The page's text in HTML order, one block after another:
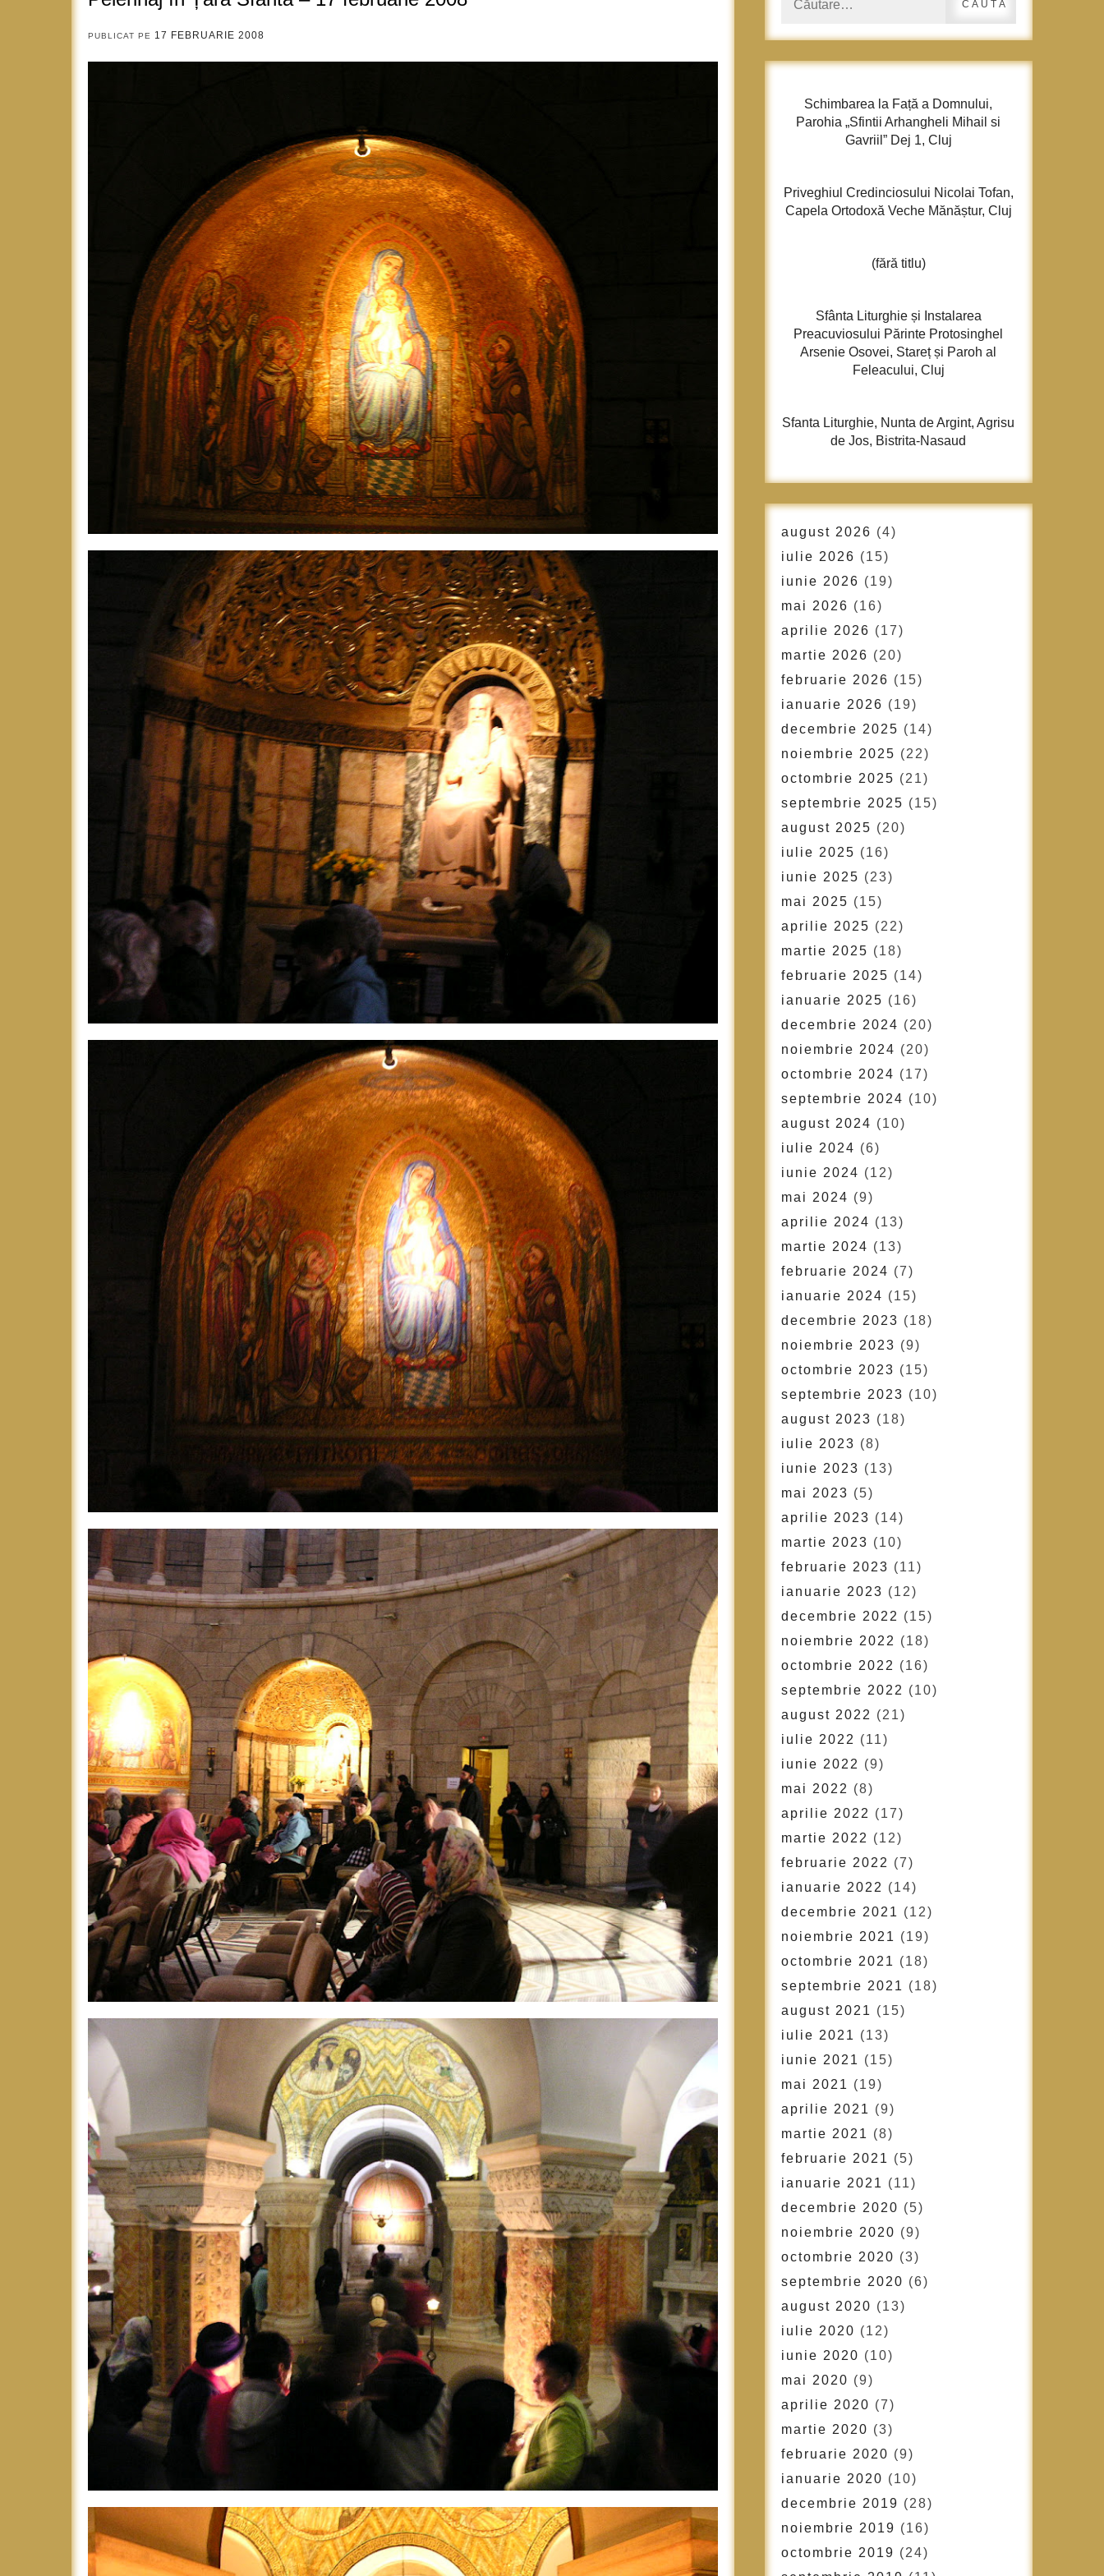
PUBLICAT PE 17 FEBRUARIE 2008
după:
Schimbarea la Față a Domnului,
Parohia „Sfintii Arhangheli Mihail si
Gavriil” Dej 1, Cluj
Priveghiul Credinciosului Nicolai Tofan,
Capela Ortodoxă Veche Mănăștur, Cluj
(fără titlu)
Sfânta Liturghie și Instalarea
Preacuviosului Părinte Protosinghel
Arsenie Osovei, Stareț și Paroh al
Feleacului, Cluj
Sfanta Liturghie, Nunta de Argint, Agrisu
de Jos, Bistrita-Nasaud
august 2026 (4)
iulie 2026 (15)
iunie 2026 (19)
mai 2026 (16)
aprilie 2026 (17)
martie 2026 (20)
februarie 2026 (15)
ianuarie 2026 (19)
decembrie 2025 (14)
noiembrie 2025 (22)
octombrie 2025 (21)
septembrie 2025 (15)
august 2025 (20)
iulie 2025 (16)
iunie 2025 (23)
mai 2025 (15)
aprilie 2025 (22)
martie 2025 (18)
februarie 2025 (14)
ianuarie 2025 (16)
decembrie 2024 (20)
noiembrie 2024 (20)
octombrie 2024 (17)
septembrie 2024 (10)
august 2024 (10)
iulie 2024 (6)
iunie 2024 (12)
mai 2024 (9)
aprilie 2024 (13)
martie 2024 (13)
februarie 2024 (7)
ianuarie 2024 (15)
decembrie 2023 (18)
noiembrie 2023 (9)
octombrie 2023 (15)
septembrie 2023 (10)
august 2023 (18)
iulie 2023 (8)
iunie 2023 (13)
mai 2023 (5)
aprilie 2023 (14)
martie 2023 (10)
februarie 2023 (11)
ianuarie 2023 (12)
decembrie 2022 (15)
noiembrie 2022 (18)
octombrie 2022 (16)
septembrie 2022 (10)
august 2022 (21)
iulie 2022 (11)
iunie 2022 (9)
mai 2022 (8)
aprilie 2022 (17)
martie 2022 (12)
februarie 2022 (7)
ianuarie 2022 (14)
decembrie 2021 (12)
noiembrie 2021 (19)
octombrie 2021 (18)
septembrie 2021 (18)
august 2021 (15)
iulie 2021 (13)
iunie 2021 (15)
mai 2021 (19)
aprilie 2021 (9)
martie 2021 (8)
februarie 2021 (5)
ianuarie 2021 (11)
decembrie 2020 (5)
noiembrie 2020 (9)
octombrie 2020 (3)
septembrie 2020 (6)
august 2020 (13)
iulie 2020 (12)
iunie 2020 (10)
mai 2020 (9)
aprilie 2020 (7)
martie 2020 (3)
februarie 2020 (9)
ianuarie 2020 (10)
decembrie 2019 (28)
noiembrie 2019 (16)
octombrie 2019 (24)